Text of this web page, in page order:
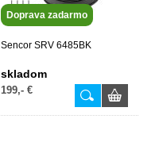
Doprava zadarmo
Sencor SRV 6485BK
skladom
199,- €